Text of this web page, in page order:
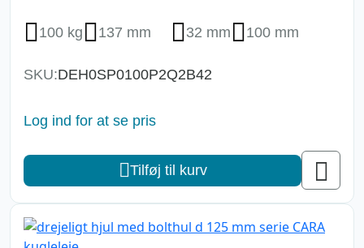
100 kg 137 mm 32 mm 100 mm
SKU:DEH0SP0100P2Q2B42
Log ind for at se pris
Tilføj til kurv